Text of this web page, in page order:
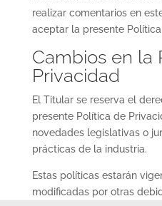
realizar comentarios en
aceptar la presente
Cambios en la
Privacidad
El Titular se reserva el
presente Política de
novedades legislativas o
prácticas de la industria.
Estas políticas estarán
modificadas por otras